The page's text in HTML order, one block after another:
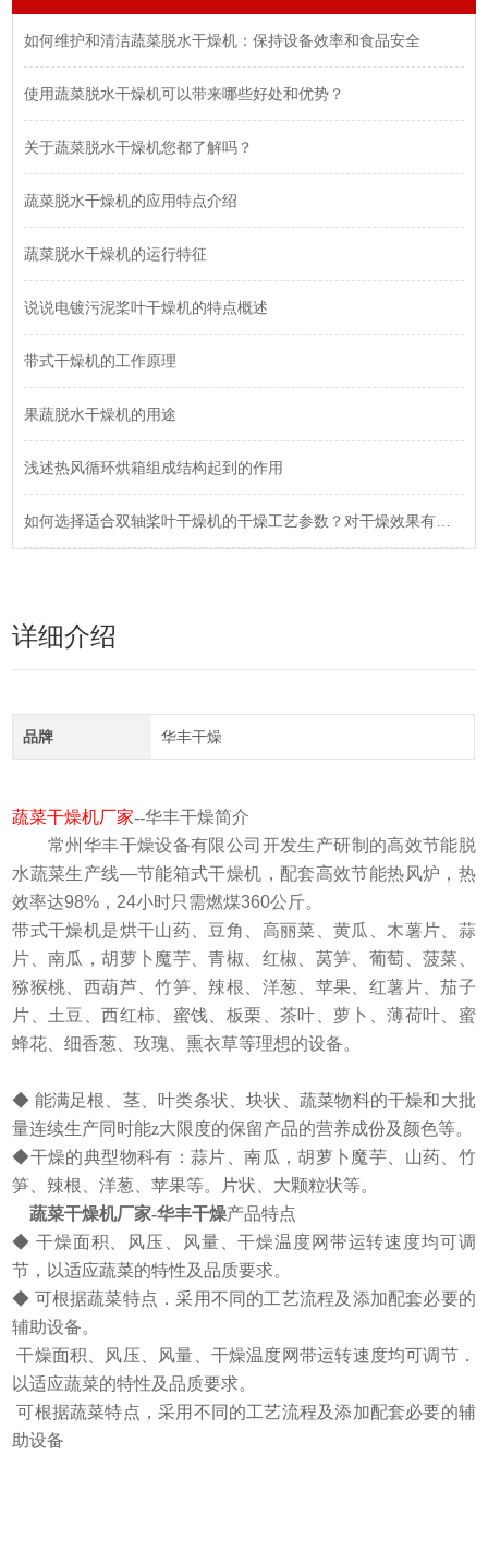
如何维护和清洁蔬菜脱水干燥机：保持设备效率和食品安全
使用蔬菜脱水干燥机可以带来哪些好处和优势？
关于蔬菜脱水干燥机您都了解吗？
蔬菜脱水干燥机的应用特点介绍
蔬菜脱水干燥机的运行特征
说说电镀污泥桨叶干燥机的特点概述
带式干燥机的工作原理
果蔬脱水干燥机的用途
浅述热风循环烘箱组成结构起到的作用
如何选择适合双轴桨叶干燥机的干燥工艺参数？对干燥效果有何影响？
详细介绍
品牌 华丰干燥
蔬菜干燥机厂家--华丰干燥简介
常州华丰干燥设备有限公司开发生产研制的高效节能脱
水蔬菜生产线—节能箱式干燥机，配套高效节能热风炉，热
效率达98%，24小时只需燃煤360公斤。
带式干燥机是烘干山药、豆角、高丽菜、黄瓜、木薯片、蒜
片、南瓜，胡萝卜魔芋、青椒、红椒、莴笋、葡萄、菠菜、
猕猴桃、西葫芦、竹笋、辣根、洋葱、苹果、红薯片、茄子
片、土豆、西红柿、蜜饯、板栗、茶叶、萝卜、薄荷叶、蜜
蜂花、细香葱、玫瑰、熏衣草等理想的设备。
◆ 能满足根、茎、叶类条状、块状、蔬菜物料的干燥和大批
量连续生产同时能z大限度的保留产品的营养成份及颜色等。
◆干燥的典型物科有：蒜片、南瓜，胡萝卜魔芋、山药、竹
笋、辣根、洋葱、苹果等。片状、大颗粒状等。
蔬菜干燥机厂家-华丰干燥产品特点
◆ 干燥面积、风压、风量、干燥温度网带运转速度均可调
节，以适应蔬菜的特性及品质要求。
◆ 可根据蔬菜特点．采用不同的工艺流程及添加配套必要的
辅助设备。
干燥面积、风压、风量、干燥温度网带运转速度均可调节．
以适应蔬菜的特性及品质要求。
可根据蔬菜特点，采用不同的工艺流程及添加配套必要的辅
助设备